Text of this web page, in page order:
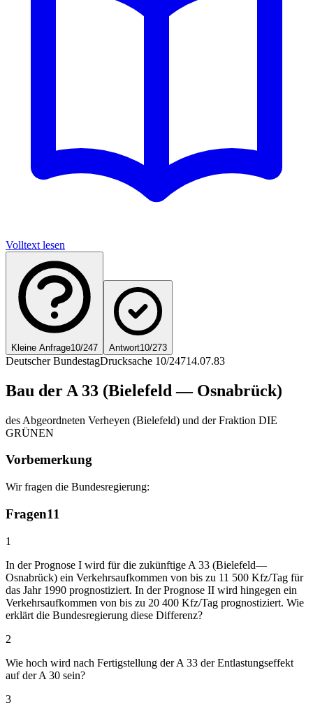
Volltext lesen
Kleine Anfrage10/247 Antwort10/273
Deutscher BundestagDrucksache 10/24714.07.83
Bau der A 33 (Bielefeld — Osnabrück)
des Abgeordneten Verheyen (Bielefeld) und der Fraktion DIE
GRÜNEN
Vorbemerkung
Wir fragen die Bundesregierung:
Fragen11
1
In der Prognose I wird für die zukünftige A 33 (Bielefeld—
Osnabrück) ein Verkehrsaufkommen von bis zu 11 500 Kfz/Tag für
das Jahr 1990 prognostiziert. In der Prognose II wird hingegen ein
Verkehrsaufkommen von bis zu 20 400 Kfz/Tag prognostiziert. Wie
erklärt die Bundesregierung diese Differenz?
2
Wie hoch wird nach Fertigstellung der A 33 der Entlastungseffekt
auf der A 30 sein?
3